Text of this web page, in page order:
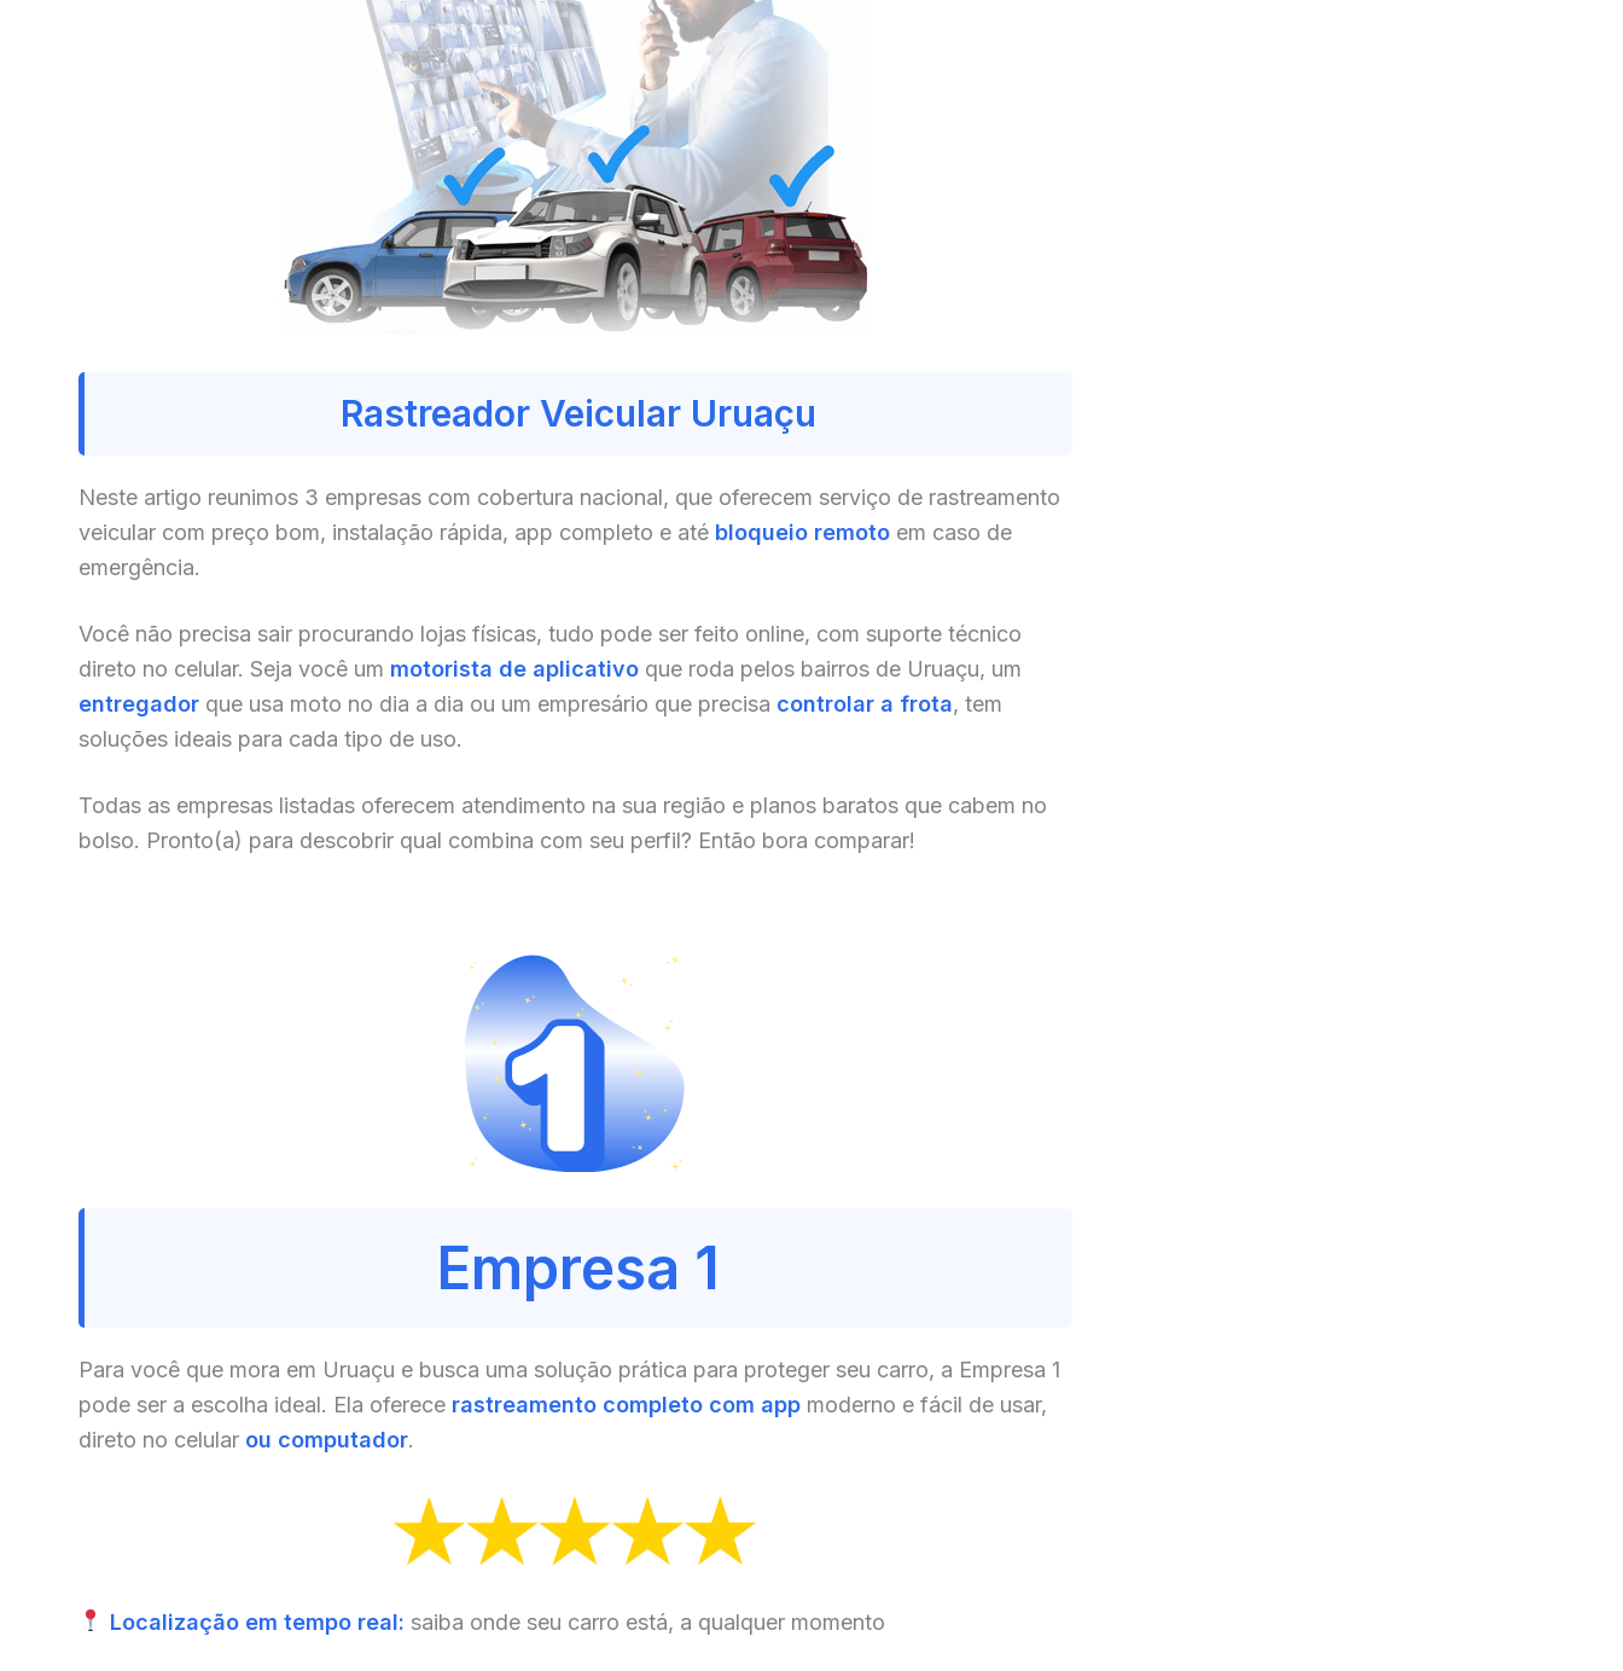
Rastreador Veicular Uruaçu
Neste artigo reunimos 3 empresas com cobertura nacional, que oferecem serviço de rastreamento
veicular com preço bom, instalação rápida, app completo e até bloqueio remoto em caso de
emergência.
Você não precisa sair procurando lojas físicas, tudo pode ser feito online, com suporte técnico
direto no celular. Seja você um motorista de aplicativo que roda pelos bairros de Uruaçu, um
entregador que usa moto no dia a dia ou um empresário que precisa controlar a frota, tem
soluções ideais para cada tipo de uso.
Todas as empresas listadas oferecem atendimento na sua região e planos baratos que cabem no
bolso. Pronto(a) para descobrir qual combina com seu perfil? Então bora comparar!
Empresa 1
Para você que mora em Uruaçu e busca uma solução prática para proteger seu carro, a Empresa 1
pode ser a escolha ideal. Ela oferece rastreamento completo com app moderno e fácil de usar,
direto no celular ou computador.
Localização em tempo real: saiba onde seu carro está, a qualquer momento